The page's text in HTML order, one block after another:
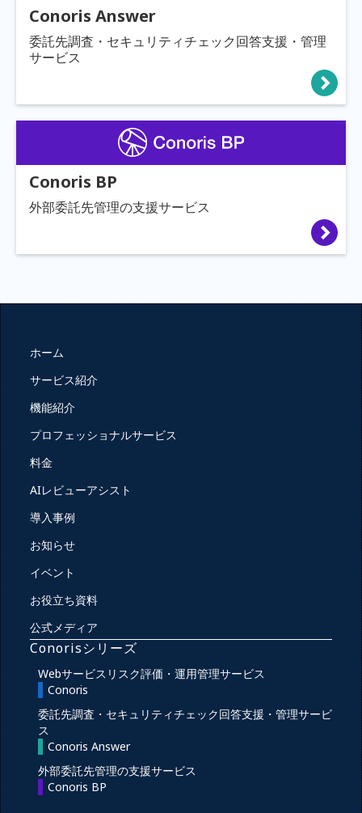
Conoris Answer
委託先調査・セキュリティチェック回答支援・管理
サービス
Conoris BP
外部委託先管理の支援サービス
ホーム
サービス紹介
機能紹介
プロフェッショナルサービス
料金
AIレビューアシスト
導入事例
お知らせ
イベント
お役立ち資料
公式メディア
Conorisシリーズ
Webサービスリスク評価・運用管理サービス
Conoris
委託先調査・セキュリティチェック回答支援・管理サービ
ス
Conoris Answer
外部委託先管理の支援サービス
Conoris BP